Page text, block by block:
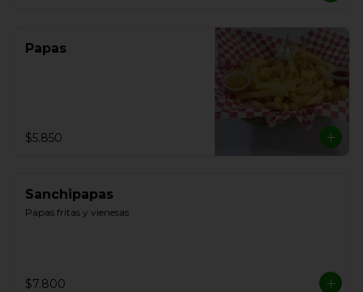
Papas
$5.850
Sanchipapas
Papas fritas y vienesas
$7.800